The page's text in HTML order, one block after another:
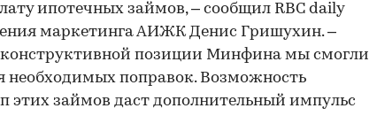
ипотечных займов, – сообщил RBC daily
маркетинга АИЖК Денис Гришухин. –
конструктивной позиции Минфина мы смогли
необходимых поправок. Возможность
этих займов даст дополнительный импульс